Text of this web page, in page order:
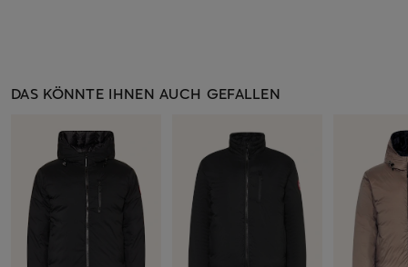
DAS KÖNNTE IHNEN AUCH GEFALLEN